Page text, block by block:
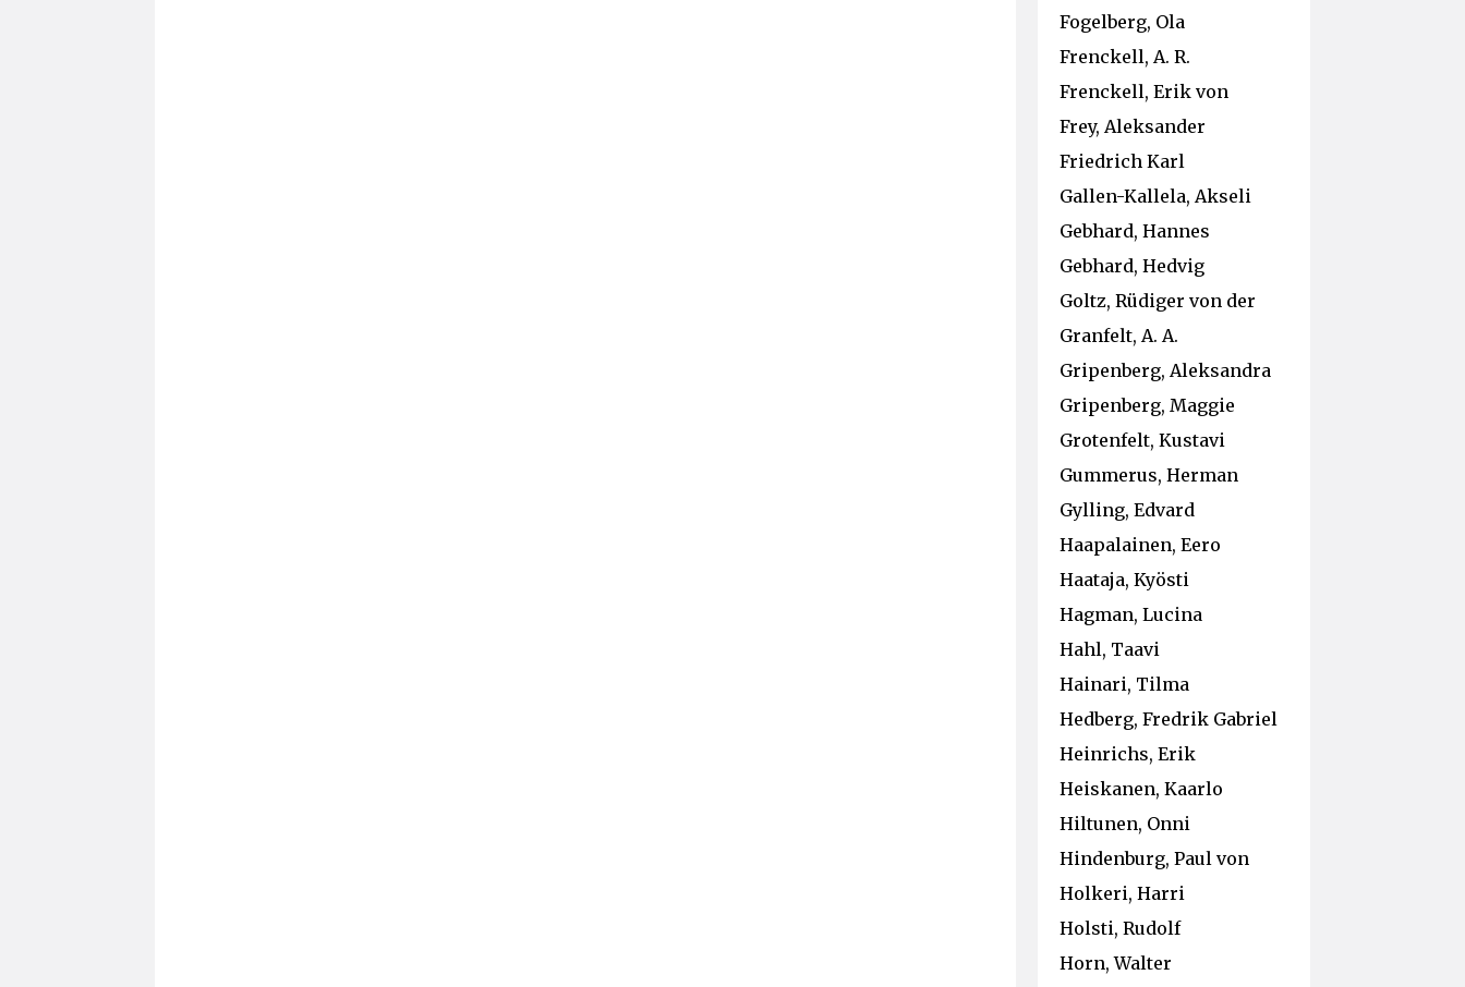
Fogelberg, Ola
Frenckell, A. R.
Frenckell, Erik von
Frey, Aleksander
Friedrich Karl
Gallen-Kallela, Akseli
Gebhard, Hannes
Gebhard, Hedvig
Goltz, Rüdiger von der
Granfelt, A. A.
Gripenberg, Aleksandra
Gripenberg, Maggie
Grotenfelt, Kustavi
Gummerus, Herman
Gylling, Edvard
Haapalainen, Eero
Haataja, Kyösti
Hagman, Lucina
Hahl, Taavi
Hainari, Tilma
Hedberg, Fredrik Gabriel
Heinrichs, Erik
Heiskanen, Kaarlo
Hiltunen, Onni
Hindenburg, Paul von
Holkeri, Harri
Holsti, Rudolf
Horn, Walter